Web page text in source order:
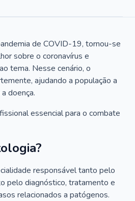
de COVID-19, tornou-se
sobre o coronavírus e
tema. Nesse cenário, o
ajudando a população a
doença.
essencial para o combate
responsável tanto pelo
pelo diagnóstico, tratamento e
relacionados a patógenos.